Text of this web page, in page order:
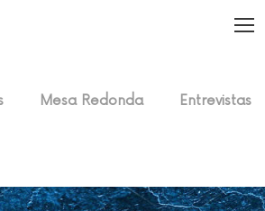
Mesa Redonda Entrevistas